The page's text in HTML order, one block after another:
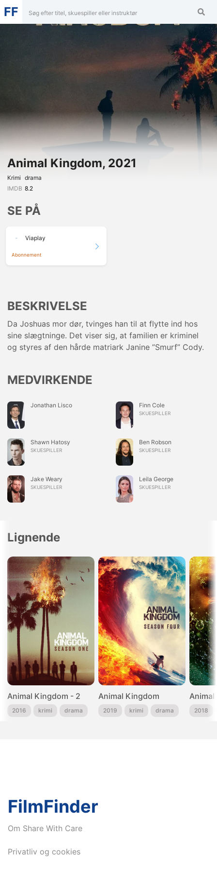
FF
Animal Kingdom, 2021
Krimi Drama
IMDB 8.2
SE PÅ
Viaplay
Abonnement
BESKRIVELSE
Da Joshuas mor dør, tvinges han til at flytte ind hos
sine slægtninge. Det viser sig, at familien er kriminel
og styres af den hårde matriark Janine ”Smurf” Cody.
MEDVIRKENDE
Jonathan Lisco Finn Cole
SKUESPILLER
Shawn Hatosy
SKUESPILLER
Ben Robson
SKUESPILLER
Jake Weary
SKUESPILLER
Leila George
SKUESPILLER
Lignende
Animal Kingdom - 2
2016 krimi drama
Animal Kingdom
2019 krimi drama 2018
FilmFinder
Om Share With Care
Privatliv og cookies